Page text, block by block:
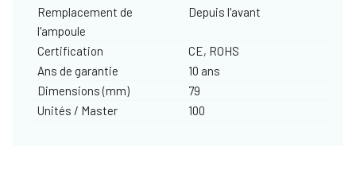
Remplacement de
l'ampoule
Depuis l'avant
Certification
CE, ROHS
Ans de garantie
10 ans
Dimensions (mm)
79
Unités / Master
100